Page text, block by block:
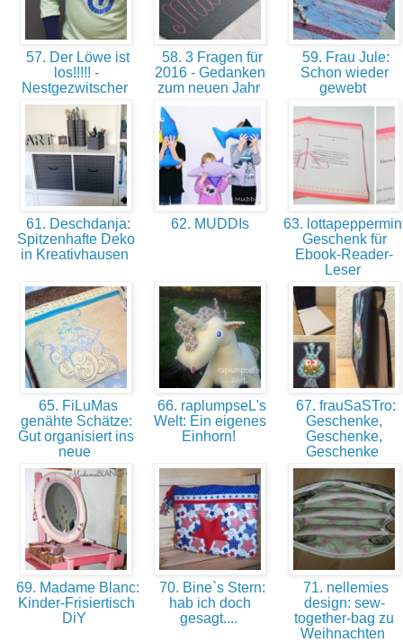
57. Der Löwe ist
los!!!!! -
Nestgezwitscher
58. 3 Fragen für
2016 - Gedanken
zum neuen Jahr
59. Frau Jule:
Schon wieder
gewebt
61. Deschdanja:
Spitzenhafte Deko
in Kreativhausen
62. MUDDIs
63.
Geschenk für
Ebook-Reader-
Leser
65. FiLuMas
genähte Schätze:
Gut organisiert ins
neue
66. raplumpseL's
Welt: Ein eigenes
Einhorn!
67. frauSaSTro:
Geschenke,
Geschenke,
Geschenke
69. Madame Blanc:
Kinder-Frisiertisch
DiY
70. Bine`s Stern:
hab ich doch
gesagt....
71. nellemies
design: sew-
together-bag zu
Weihnachten